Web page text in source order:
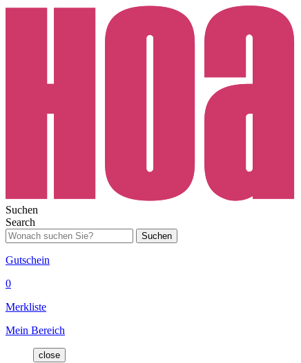
Suchen
Search
Suchen
Gutschein
0
Merkliste
Mein Bereich
close